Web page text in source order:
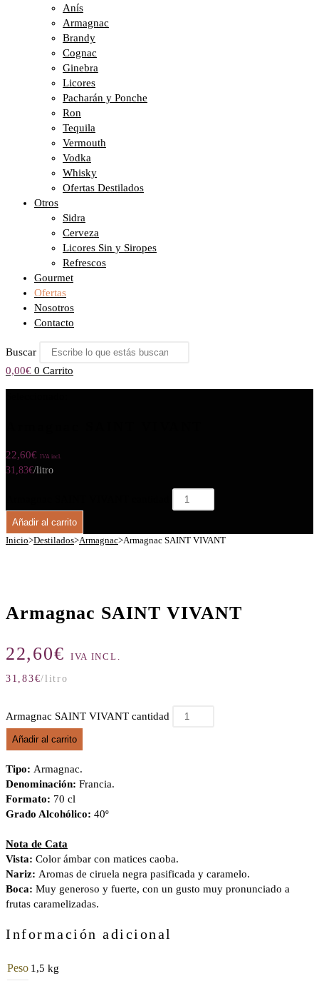
Anís
Armagnac
Brandy
Cognac
Ginebra
Licores
Pacharán y Ponche
Ron
Tequila
Vermouth
Vodka
Whisky
Ofertas Destilados
Otros
Sidra
Cerveza
Licores Sin y Siropes
Refrescos
Gourmet
Ofertas
Nosotros
Contacto
Buscar
0,00€ 0 Carrito
22,60€ IVA incl.
31,83€/litro
Añadir al carrito
Inicio>Destilados>Armagnac>Armagnac SAINT VIVANT
Armagnac SAINT VIVANT
22,60€ IVA INCL.
31,83€/litro
Armagnac SAINT VIVANT cantidad
Añadir al carrito
Tipo: Armagnac.
Denominación: Francia.
Formato: 70 cl
Grado Alcohólico: 40º
Nota de Cata
Vista: Color ámbar con matices caoba.
Nariz: Aromas de ciruela negra pasificada y caramelo.
Boca: Muy generoso y fuerte, con un gusto muy pronunciado a
frutas caramelizadas.
Información adicional
Peso 1,5 kg